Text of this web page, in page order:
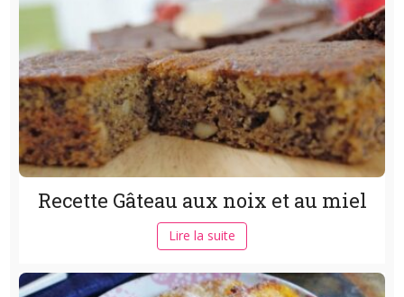
Recette Gâteau aux noix et au miel
Lire la suite